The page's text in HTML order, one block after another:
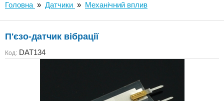
Головна » Датчики » Механічний вплив
П'єзо-датчик вібрації
Код: DAT134